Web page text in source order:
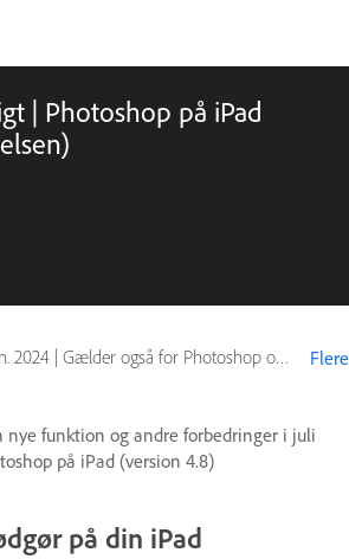
| Photoshop på iPad
2024 | Gælder også for Photoshop on iPad Flere
nye funktion og andre forbedringer i juli
på iPad (version 4.8)
på din iPad